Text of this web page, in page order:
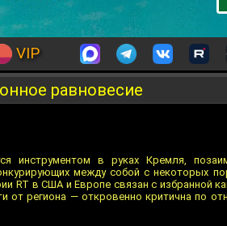
VIP
равновесие
инструментом в руках Кремля,
между собой с некоторых
RT в США и Европе связан с избранной
от региона — откровенно критична по